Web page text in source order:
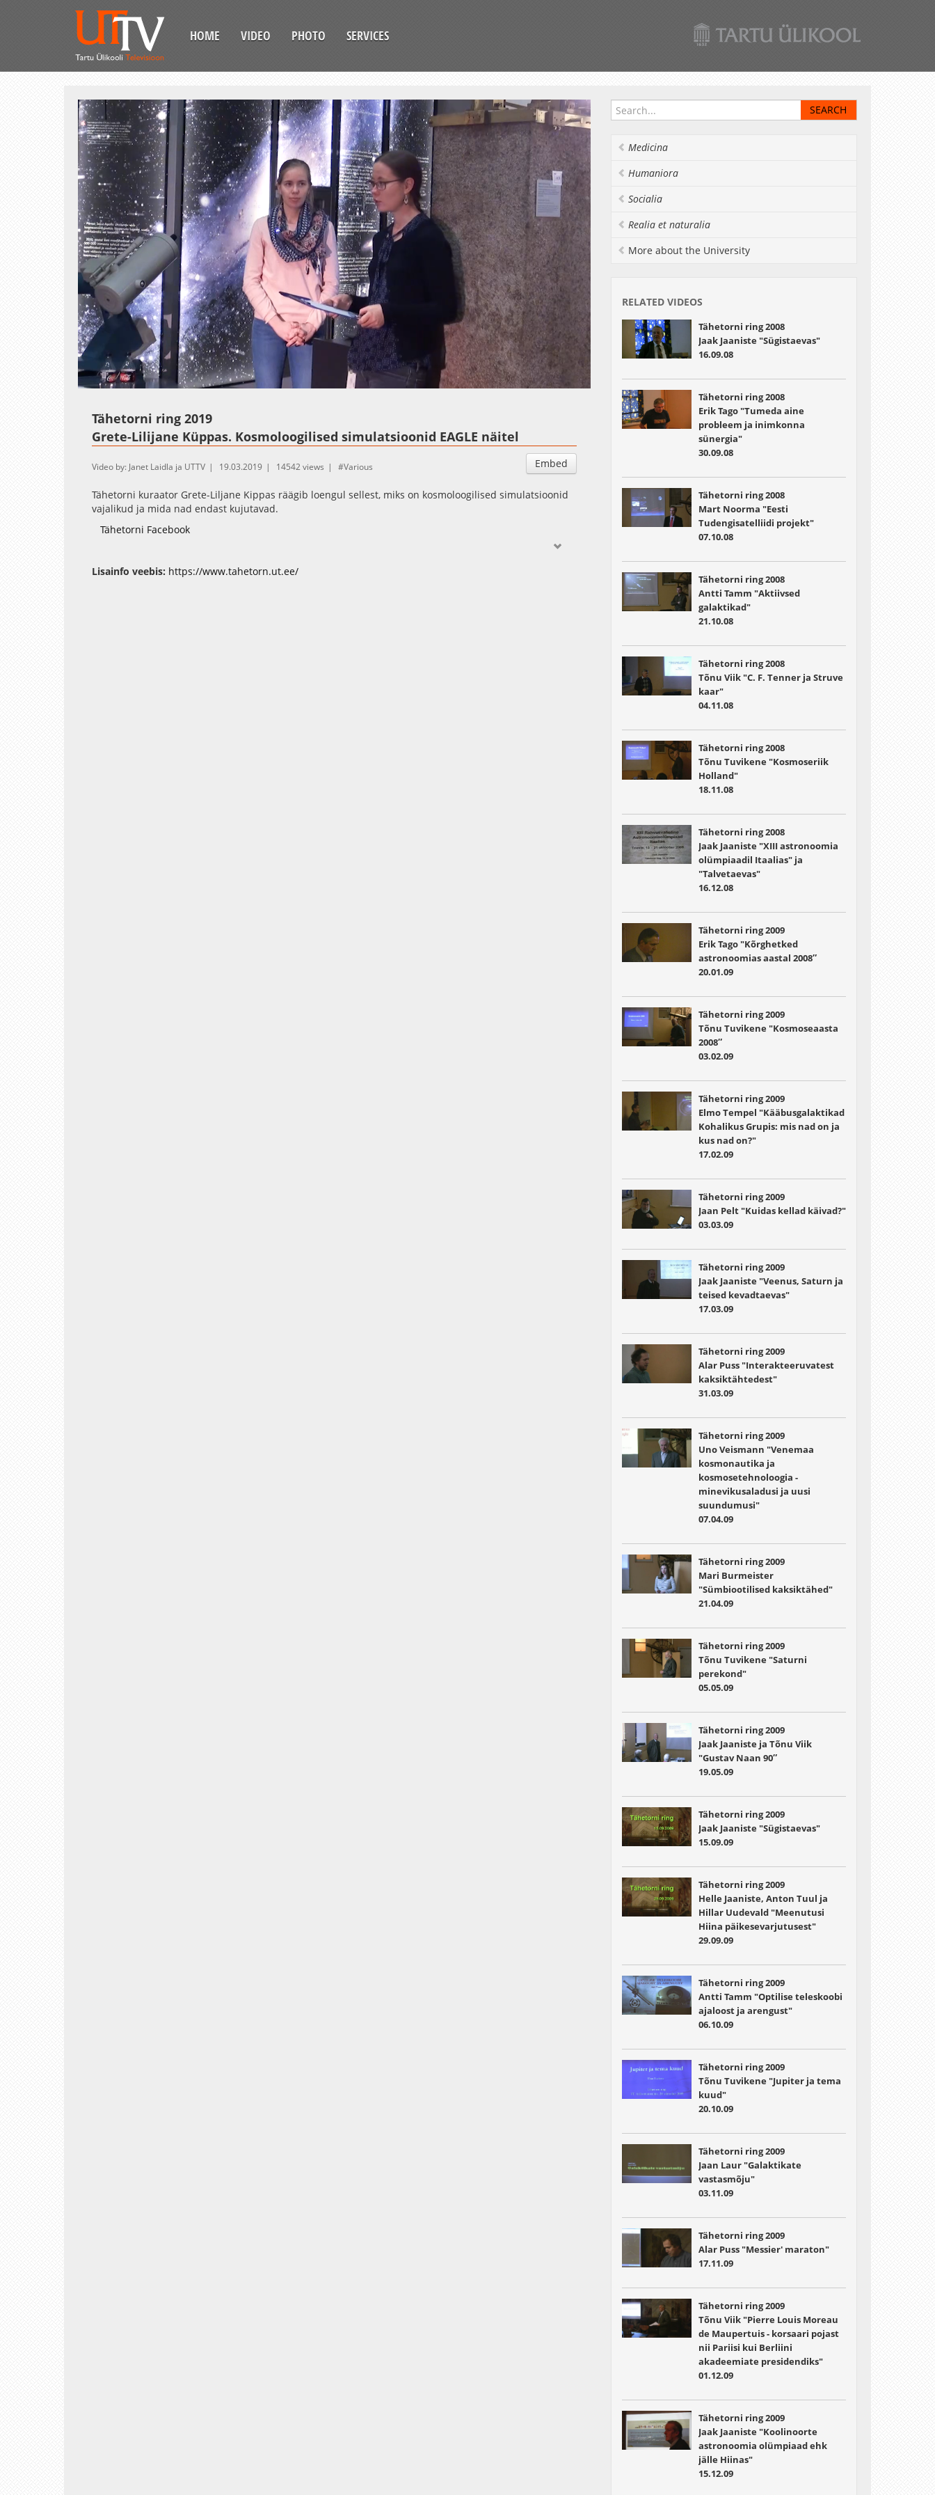
HOME VIDEO PHOTO SERVICES
UnmuteLoaded Esituskiirused
Auto
Tähetorni ring 2019
Grete-Lilijane Küppas. Kosmoloogilised simulatsioonid EAGLE näitel
Embed
Video by: Janet Laidla ja UTTV 19.03.2019 14542 views Various
Tähetorni kuraator Grete-Liljane Kippas räägib loengul sellest, miks on kosmoloogilised simulatsioonid
vajalikud ja mida nad endast kujutavad.
Tähetorni Facebook
Lisainfo veebis: https://www.tahetorn.ut.ee/
Medicina
Humaniora
Socialia
Realia et naturalia
More about the University
RELATED VIDEOS
Tähetorni ring 2008
Jaak Jaaniste "Sügistaevas"
16.09.08
Tähetorni ring 2008
Erik Tago "Tumeda aine
probleem ja inimkonna
sünergia"
30.09.08
Tähetorni ring 2008
Mart Noorma "Eesti
Tudengisatelliidi projekt"
07.10.08
Tähetorni ring 2008
Antti Tamm "Aktiivsed
galaktikad"
21.10.08
Tähetorni ring 2008
Tõnu Viik "C. F. Tenner ja Struve
kaar"
04.11.08
Tähetorni ring 2008
Tõnu Tuvikene "Kosmoseriik
Holland"
18.11.08
Tähetorni ring 2008
Jaak Jaaniste "XIII astronoomia
olümpiaadil Itaalias" ja
"Talvetaevas"
16.12.08
Tähetorni ring 2009
Erik Tago "Kõrghetked
astronoomias aastal 2008″
20.01.09
Tähetorni ring 2009
Tõnu Tuvikene "Kosmoseaasta
2008″
03.02.09
Tähetorni ring 2009
Elmo Tempel "Kääbusgalaktikad
Kohalikus Grupis: mis nad on ja
kus nad on?"
17.02.09
Tähetorni ring 2009
Jaan Pelt "Kuidas kellad käivad?"
03.03.09
Tähetorni ring 2009
Jaak Jaaniste "Veenus, Saturn ja
teised kevadtaevas"
17.03.09
Tähetorni ring 2009
Alar Puss "Interakteeruvatest
kaksiktähtedest"
31.03.09
Tähetorni ring 2009
Uno Veismann "Venemaa
kosmonautika ja
kosmosetehnoloogia -
minevikusaladusi ja uusi
suundumusi"
07.04.09
Tähetorni ring 2009
Mari Burmeister
"Sümbiootilised kaksiktähed"
21.04.09
Tähetorni ring 2009
Tõnu Tuvikene "Saturni
perekond"
05.05.09
Tähetorni ring 2009
Jaak Jaaniste ja Tõnu Viik
"Gustav Naan 90″
19.05.09
Tähetorni ring 2009
Jaak Jaaniste "Sügistaevas"
15.09.09
Tähetorni ring 2009
Helle Jaaniste, Anton Tuul ja
Hillar Uudevald "Meenutusi
Hiina päikesevarjutusest"
29.09.09
Tähetorni ring 2009
Antti Tamm "Optilise teleskoobi
ajaloost ja arengust"
06.10.09
Tähetorni ring 2009
Tõnu Tuvikene "Jupiter ja tema
kuud"
20.10.09
Tähetorni ring 2009
Jaan Laur "Galaktikate
vastasmõju"
03.11.09
Tähetorni ring 2009
Alar Puss "Messier' maraton"
17.11.09
Tähetorni ring 2009
Tõnu Viik "Pierre Louis Moreau
de Maupertuis - korsaari pojast
nii Pariisi kui Berliini
akadeemiate presidendiks"
01.12.09
Tähetorni ring 2009
Jaak Jaaniste "Koolinoorte
astronoomia olümpiaad ehk
jälle Hiinas"
15.12.09